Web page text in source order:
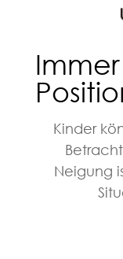
Kinder
Neigung